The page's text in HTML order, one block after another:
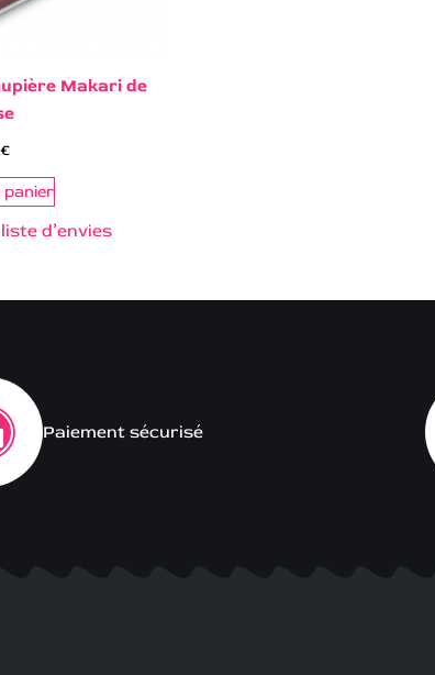
Makari de
€
d’envies
Paiement sécurisé